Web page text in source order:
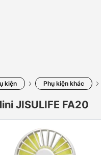
kiện Phụ kiện khác
JISULIFE FA20